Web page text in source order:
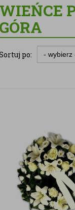
WIEŃCE
GÓRA
po: